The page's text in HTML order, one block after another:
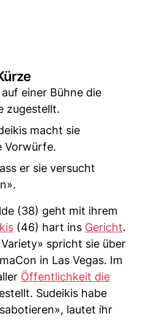
einer Bühne die
zugestellt.
macht sie
Vorwürfe.
er sie versucht
(38) geht mit ihrem
(46) hart ins Gericht.
spricht sie über
in Las Vegas. Im
Öffentlichkeit die
Sudeikis habe
lautet ihr